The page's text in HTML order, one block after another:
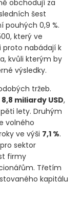
obchodují za
šest
pouhých 0,9 %.
který ve
proto nabádají k
kvůli kterým by
výsledky.
tržeb.
8,8 miliardy USD,
lety. Druhým
volného
ve výši 7,1 %.
sektor
firmy
Třetím
kapitálu